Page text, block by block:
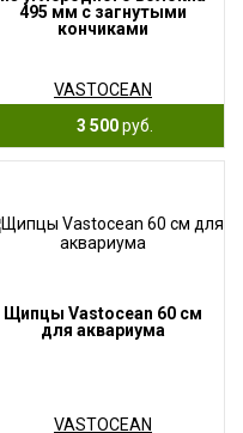
495 мм с загнутыми
кончиками
VASTOCEAN
3 500руб.
Щипцы Vastocean 60 см
для аквариума
VASTOCEAN